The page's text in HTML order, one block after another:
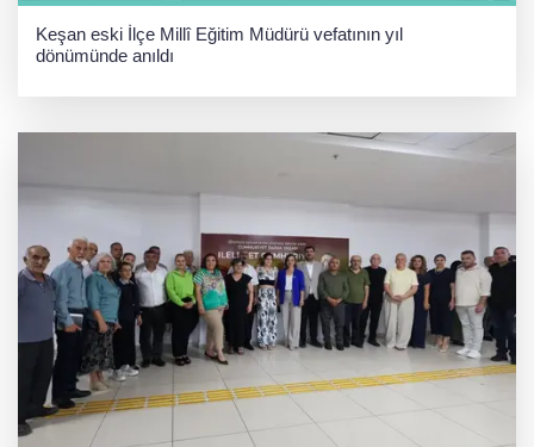
Keşan eski İlçe Millî Eğitim Müdürü vefatının yıl
dönümünde anıldı